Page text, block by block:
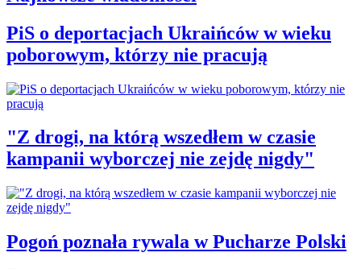
PiS o deportacjach Ukraińców w wieku
poborowym, którzy nie pracują
"Z drogi, na którą wszedłem w czasie
kampanii wyborczej nie zejdę nigdy"
Pogoń poznała rywala w Pucharze Polski